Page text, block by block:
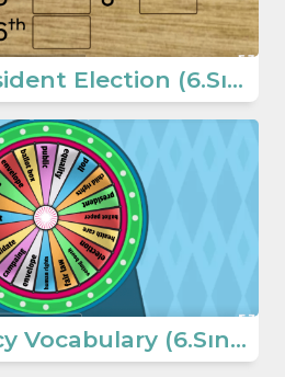
6.10 Class President Election (6.Sınıf İngilizce)
6.10 Democracy Vocabulary (6.Sınıf İngilizce)